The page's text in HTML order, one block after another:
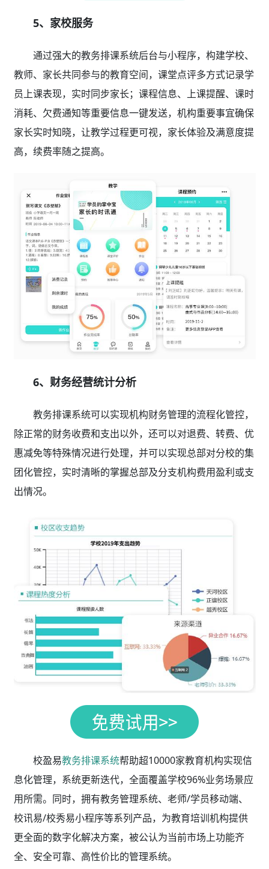
5、家校服务
通过强大的教务排课系统后台与小程序，构建学校、
教师、家长共同参与的教育空间，课堂点评多方式记录学
员上课表现，实时同步家长；课程信息、上课提醒、课时
消耗、欠费通知等重要信息一键发送，机构重要事宜确保
家长实时知晓，让教学过程更可视，家长体验及满意度提
高，续费率随之提高。
6、财务经营统计分析
教务排课系统可以实现机构财务管理的流程化管控，
除正常的财务收费和支出以外，还可以对退费、转费、优
惠减免等特殊情况进行处理，并可以实现总部对分校的集
团化管控，实时清晰的掌握总部及分支机构费用盈利或支
出情况。
校盈易教务排课系统帮助超10000家教育机构实现信
息化管理，系统更新迭代，全面覆盖学校96%业务场景应
用所需。同时，拥有教务管理系统、老师/学员移动端、
校讯易/校秀易小程序等系列产品，为教育培训机构提供
更全面的数字化解决方案，被公认为当前市场上功能齐
全、安全可靠、高性价比的管理系统。